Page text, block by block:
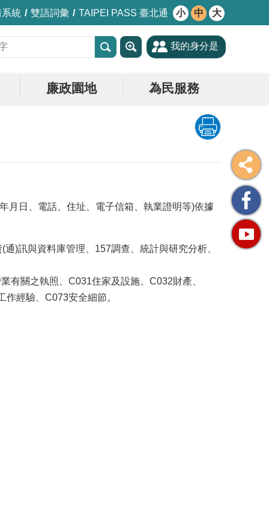
系統 雙語詞彙 TAIPEI PASS 臺北通 小 中 大
我的身分是
廉政園地 為民服務
月日、電話、住址、電子信箱、執業證明等)依據
)訊與資料庫管理、157調查、統計與研究分析、
有關之執照、C031住家及設施、C032財產、
經驗、C073安全細節。